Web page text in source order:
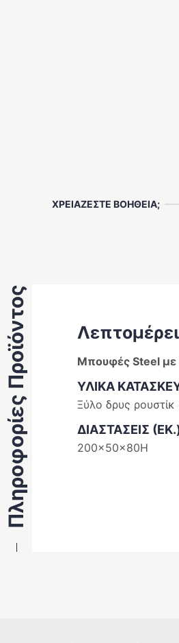
ΧΡΕΙΑΖΕΣΤΕ ΒΟΗΘΕΙΑ;
Πληροφορίες Προϊόντος Μπουφές Steel με
ΥΛΙΚΑ
Ξύλο δρυς
ΔΙΑΣΤΑΣΕΙΣ
200x50x80Η